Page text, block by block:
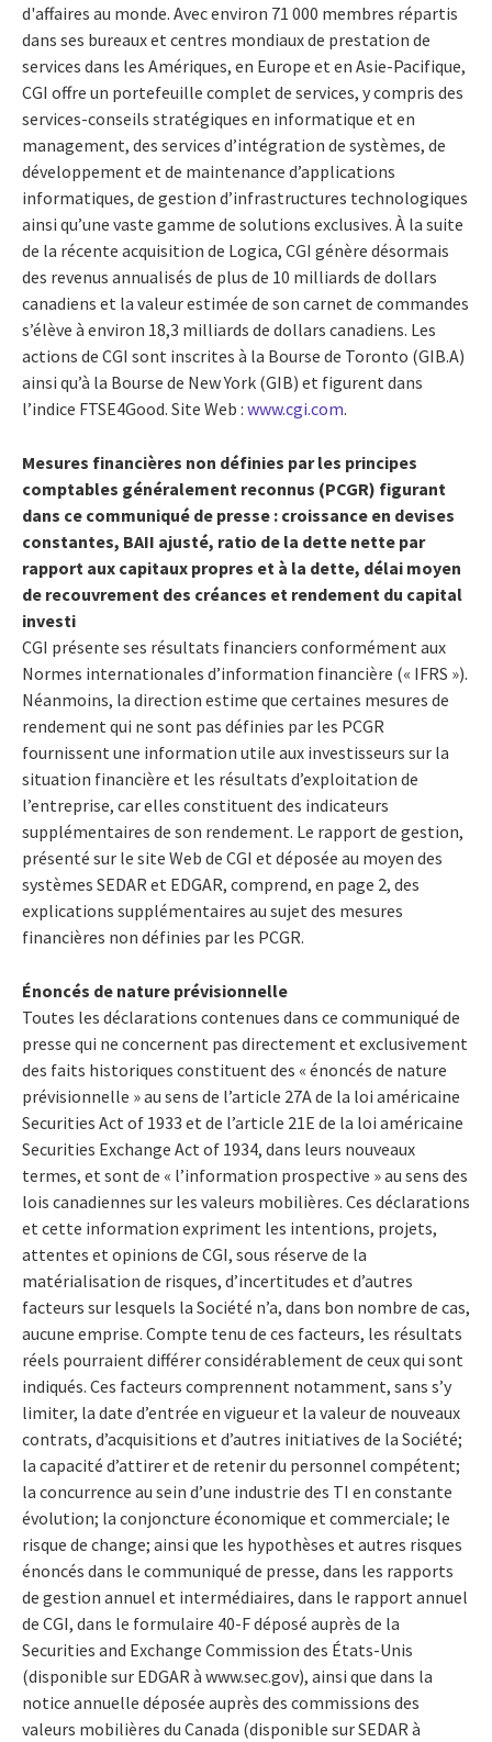
d'affaires au monde. Avec environ 71 000 membres répartis
dans ses bureaux et centres mondiaux de prestation de
services dans les Amériques, en Europe et en Asie-Pacifique,
CGI offre un portefeuille complet de services, y compris des
services-conseils stratégiques en informatique et en
management, des services d’intégration de systèmes, de
développement et de maintenance d’applications
informatiques, de gestion d’infrastructures technologiques
ainsi qu’une vaste gamme de solutions exclusives. À la suite
de la récente acquisition de Logica, CGI génère désormais
des revenus annualisés de plus de 10 milliards de dollars
canadiens et la valeur estimée de son carnet de commandes
s’élève à environ 18,3 milliards de dollars canadiens. Les
actions de CGI sont inscrites à la Bourse de Toronto (GIB.A)
ainsi qu’à la Bourse de New York (GIB) et figurent dans
l’indice FTSE4Good. Site Web : www.cgi.com.
Mesures financières non définies par les principes
comptables généralement reconnus (PCGR) figurant
dans ce communiqué de presse : croissance en devises
constantes, BAII ajusté, ratio de la dette nette par
rapport aux capitaux propres et à la dette, délai moyen
de recouvrement des créances et rendement du capital
investi
CGI présente ses résultats financiers conformément aux
Normes internationales d’information financière (« IFRS »).
Néanmoins, la direction estime que certaines mesures de
rendement qui ne sont pas définies par les PCGR
fournissent une information utile aux investisseurs sur la
situation financière et les résultats d’exploitation de
l’entreprise, car elles constituent des indicateurs
supplémentaires de son rendement. Le rapport de gestion,
présenté sur le site Web de CGI et déposée au moyen des
systèmes SEDAR et EDGAR, comprend, en page 2, des
explications supplémentaires au sujet des mesures
financières non définies par les PCGR.
Énoncés de nature prévisionnelle
Toutes les déclarations contenues dans ce communiqué de
presse qui ne concernent pas directement et exclusivement
des faits historiques constituent des « énoncés de nature
prévisionnelle » au sens de l’article 27A de la loi américaine
Securities Act of 1933 et de l’article 21E de la loi américaine
Securities Exchange Act of 1934, dans leurs nouveaux
termes, et sont de « l’information prospective » au sens des
lois canadiennes sur les valeurs mobilières. Ces déclarations
et cette information expriment les intentions, projets,
attentes et opinions de CGI, sous réserve de la
matérialisation de risques, d’incertitudes et d’autres
facteurs sur lesquels la Société n’a, dans bon nombre de cas,
aucune emprise. Compte tenu de ces facteurs, les résultats
réels pourraient différer considérablement de ceux qui sont
indiqués. Ces facteurs comprennent notamment, sans s’y
limiter, la date d’entrée en vigueur et la valeur de nouveaux
contrats, d’acquisitions et d’autres initiatives de la Société;
la capacité d’attirer et de retenir du personnel compétent;
la concurrence au sein d’une industrie des TI en constante
évolution; la conjoncture économique et commerciale; le
risque de change; ainsi que les hypothèses et autres risques
énoncés dans le communiqué de presse, dans les rapports
de gestion annuel et intermédiaires, dans le rapport annuel
de CGI, dans le formulaire 40-F déposé auprès de la
Securities and Exchange Commission des États-Unis
(disponible sur EDGAR à www.sec.gov), ainsi que dans la
notice annuelle déposée auprès des commissions des
valeurs mobilières du Canada (disponible sur SEDAR à